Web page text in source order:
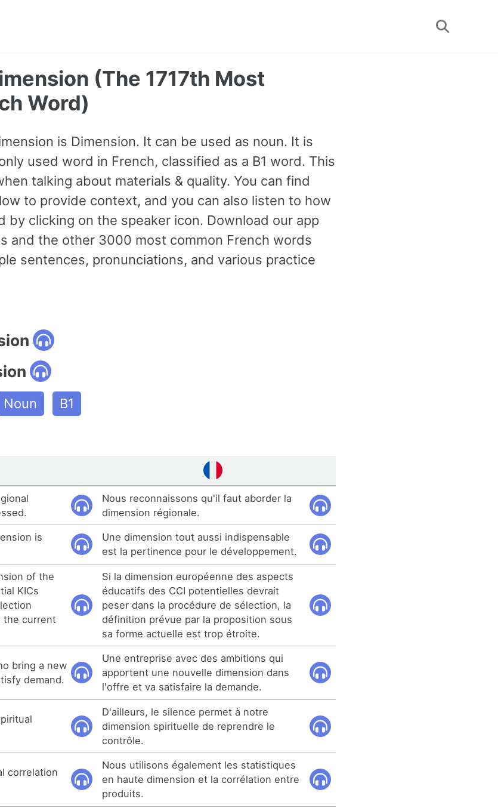
Toggle
(The 1717th Most
Word)
is Dimension. It can be used as noun. It is
used word in French, classified as a B1 word. This
talking about materials & quality. You can find
to provide context, and you can also listen to how
by clicking on the speaker icon. Download our app
and the other 3000 most common French words
sentences, pronunciations, and various practice
Noun B1
Nous reconnaissons qu'il faut aborder la
dimension régionale.
is
Une dimension tout aussi indispensable
est la pertinence pour le développement.
of the
KICs
the current
Si la dimension européenne des aspects
éducatifs des CCI potentielles devrait
peser dans la procédure de sélection, la
définition prévue par la proposition sous
sa forme actuelle est trop étroite.
bring a new
demand.
Une entreprise avec des ambitions qui
apportent une nouvelle dimension dans
l'offre et va satisfaire la demande.
D'ailleurs, le silence permet à notre
dimension spirituelle de reprendre le
contrôle.
correlation
Nous utilisons également les statistiques
en haute dimension et la corrélation entre
produits.